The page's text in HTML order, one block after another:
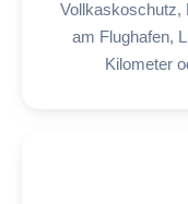
Vollkaskoschutz,
am Flughafen,
Kilometer